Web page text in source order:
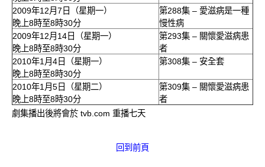
2009年12月7日（星期一）
晚上8時至8時30分
第288集 – 愛滋病是一種
慢性病
2009年12月14日（星期一）
晚上8時至8時30分
第293集 – 關懷愛滋病患
者
2010年1月4日（星期一）
晚上8時至8時30分
第308集 – 安全套
2010年1月5日（星期二）
晚上8時至8時30分
第309集 – 關懷愛滋病患
者
劇集播出後將會於 tvb.com 重播七天
回到前頁